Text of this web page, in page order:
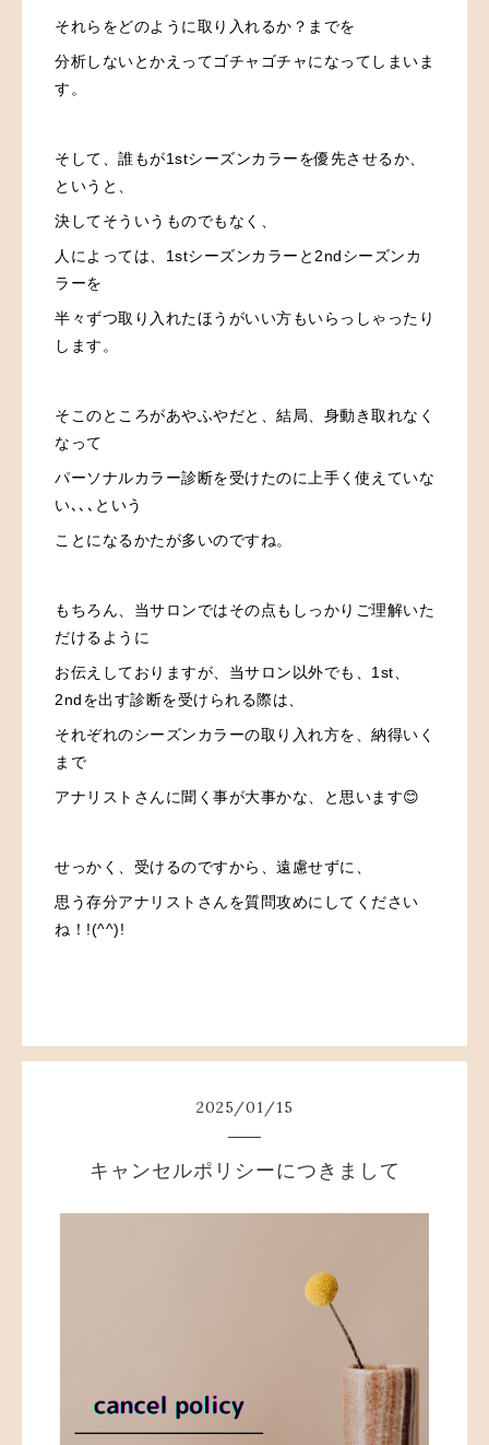
それらをどのように取り入れるか？までを
分析しないとかえってゴチャゴチャになってしまいま
す。
そして、誰もが1stシーズンカラーを優先させるか、
というと、
決してそういうものでもなく、
人によっては、1stシーズンカラーと2ndシーズンカ
ラーを
半々ずつ取り入れたほうがいい方もいらっしゃったり
します。
そこのところがあやふやだと、結局、身動き取れなく
なって
パーソナルカラー診断を受けたのに上手く使えていな
い､､､という
ことになるかたが多いのですね。
もちろん、当サロンではその点もしっかりご理解いた
だけるように
お伝えしておりますが、当サロン以外でも、1st、
2ndを出す診断を受けられる際は、
それぞれのシーズンカラーの取り入れ方を、納得いく
まで
アナリストさんに聞く事が大事かな、と思います😊
せっかく、受けるのですから、遠慮せずに、
思う存分アナリストさんを質問攻めにしてください
ね！!(^^)!
2025/01/15
キャンセルポリシーにつきまして